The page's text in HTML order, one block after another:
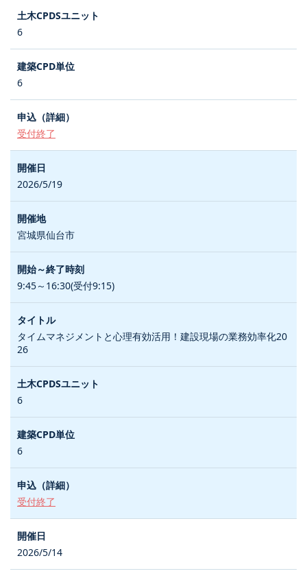
6
6
受付終了
2026/5/19
宮城県仙台市
9:45～16:30(受付9:15)
タイムマネジメントと心理有効活用！建設現場の業務効率化20
26
6
6
受付終了
2026/5/14